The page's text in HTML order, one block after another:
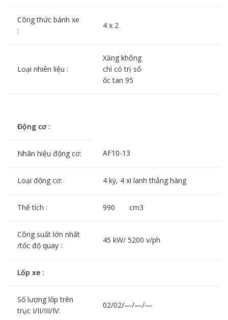
Công thức bánh xe
:
4 x 2
Loại nhiên liệu :
Xăng không
chì có trị số
ốc tan 95
Động cơ :
Nhãn hiệu động cơ: AF10-13
Loại động cơ: 4 kỳ, 4 xi lanh thẳng hàng
Thể tích : 990 cm3
Công suất lớn nhất
/tốc độ quay :
45 kW/ 5200 v/ph
Lốp xe :
Số lượng lốp trên
trục I/II/III/IV:
02/02/—/—/—